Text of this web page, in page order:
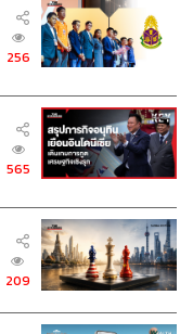
256
565
209